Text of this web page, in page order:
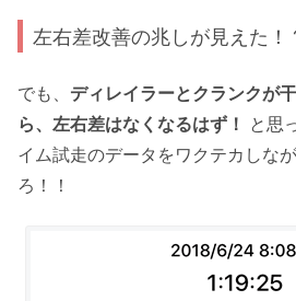
左右差改善の兆しが見えた！
でも、 ディレイラーとクランクが
ら、左右差はなくなるはず！
と思
イム試走のデータをワクテカしな
ろ！！